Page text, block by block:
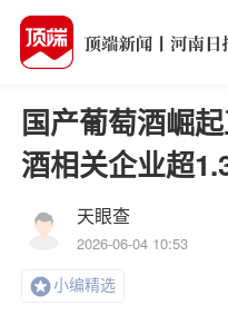
国产葡萄酒崛
酒相关企业超
天眼查
2026-06-04 10:53
小编精选